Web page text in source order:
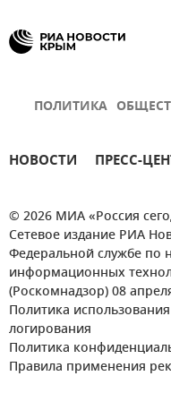
ПОЛИТИКА
НОВОСТИ ПРЕСС-
© 2026 МИА «Россия
Сетевое издание РИА
Федеральной службе по
информационных
(Роскомнадзор) 08
Политика
логирования
Политика
Правила применения